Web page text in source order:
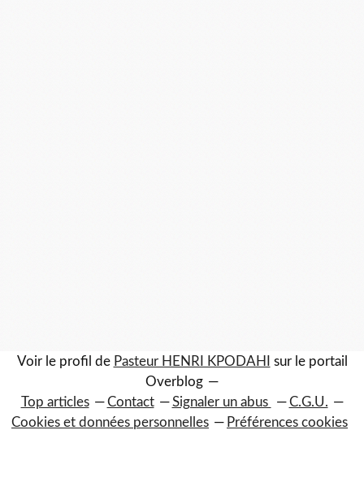
Voir le profil de Pasteur HENRI KPODAHI
sur le portail
Overblog
Top articles
Contact Signaler un abus
C.G.U.
Cookies et données personnelles
Préférences cookies